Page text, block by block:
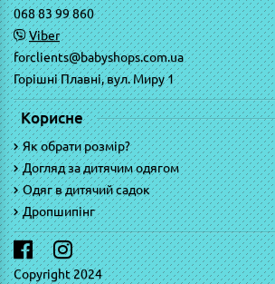
068 83 99 860
Viber
forclients@babyshops.com.ua
Горішні Плавні, вул. Миру 1
Корисне
Як обрати розмір?
Догляд за дитячим одягом
Одяг в дитячий садок
Дропшипінг
Copyright 2024